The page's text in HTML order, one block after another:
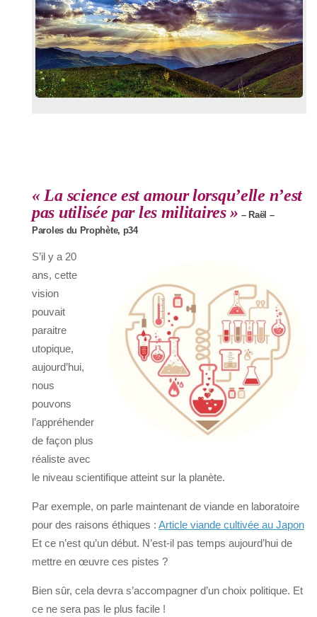
« La science est amour lorsqu’elle n’est
pas utilisée par les militaires » – Raël –
Paroles du Prophète, p34
S’il y a 20
ans, cette
vision
pouvait
paraitre
utopique,
aujourd’hui,
nous
pouvons
l’appréhender
de façon plus
réaliste avec
le niveau scientifique atteint sur la planète.
Par exemple, on parle maintenant de viande en laboratoire
pour des raisons éthiques : Article viande cultivée au Japon
Et ce n’est qu’un début. N’est-il pas temps aujourd’hui de
mettre en œuvre ces pistes ?
Bien sûr, cela devra s’accompagner d’un choix politique. Et
ce ne sera pas le plus facile !